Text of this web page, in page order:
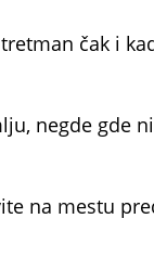
čak i
negde gde
na mestu